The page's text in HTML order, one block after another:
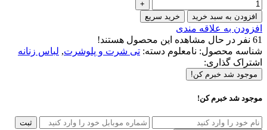
افزودن به سبد خرید خرید سریع
افزودن به علاقه مندی
61 نفر در حال مشاهده این محصول هستند!
شناسه محصول: نامعلوم دسته: تی شرت و پلوشرت, لباس زنانه
اشتراک گذاری:
موجود شد خبرم کن!
موجود شد خبرم کن!
ثبت